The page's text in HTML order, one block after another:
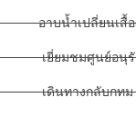
. อาบน้ำเปลี่ยนเสื้อ
เยี่ยมชมศูนย์อนุรักษ์
. เดินทางกลับกทม